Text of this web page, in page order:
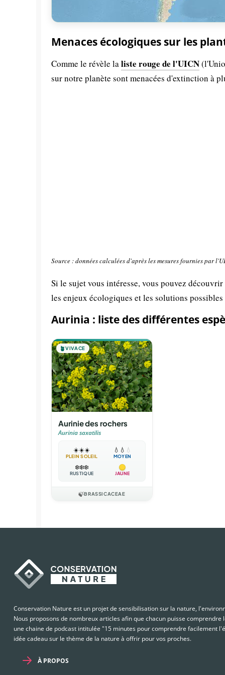
Menaces écologiques sur les
Comme le révèle laliste rouge de l'UICN
sur notre planète sont menacées d'extinction à
Source : données calculées d'après les mesures fournies par
Si le sujet vous intéresse, vous pouvez
les enjeux écologiques et les solutions
Aurinia : liste des différentes
🪴VIVACE
Aurinie des rochers
Aurinia saxatilis
☀️☀️☀️
PLEIN SOLEIL
💧 💧 💧
MOYEN
❄️❄️❄️
RUSTIQUE JAUNE
🍃BRASSICACEAE
Conservation Nature est un projet de sensibilisation sur la nature,
Nous proposons de nombreux articles afin que chacun puisse
une chaine de podcast intitulée "15 minutes pour comprendre facilement
idée cadeau sur le thème de la nature à offrir pour vos proches.
À PROPOS